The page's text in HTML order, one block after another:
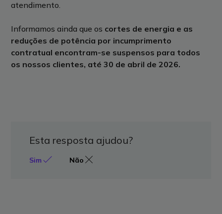
atendimento.
Informamosainda que os cortes de energia e as
reduções de potência por incumprimento
contratual encontram-se suspensos para todos
os nossos clientes, até 30 de abril de 2026.
Esta resposta ajudou?
Sim Não